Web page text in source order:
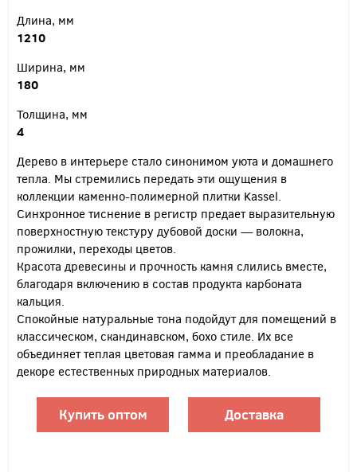
Длина, мм
1210
Ширина, мм
180
Толщина, мм
4
Дерево в интерьере стало синонимом уюта и домашнего
тепла. Мы стремились передать эти ощущения в
коллекции каменно-полимерной плитки Kassel.
Синхронное тиснение в регистр предает выразительную
поверхностную текстуру дубовой доски — волокна,
прожилки, переходы цветов.
Красота древесины и прочность камня слились вместе,
благодаря включению в состав продукта карбоната
кальция.
Спокойные натуральные тона подойдут для помещений в
классическом, скандинавском, бохо стиле. Их все
объединяет теплая цветовая гамма и преобладание в
декоре естественных природных материалов.
Купить оптом Доставка